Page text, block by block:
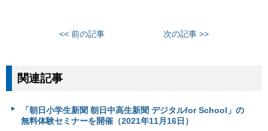
<< 前の記事 次の記事 >>
関連記事
「朝日小学生新聞 朝日中高生新聞 デジタルfor School」の
無料体験セミナーを開催（2021年11月16日）